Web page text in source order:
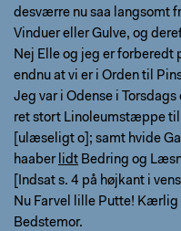
desværre nu saa langsomt
Vinduer eller Gulve, og
Nej Elle og jeg er forberedt
endnu at vi er i Orden til
Jeg var i Odense i
ret stort Linoleumstæppe
[ulæseligt o]; samt hvide
haaber lidt Bedring og
[Indsat s. 4 på højkant i
Nu Farvel lille Putte! Kærlig
Bedstemor.